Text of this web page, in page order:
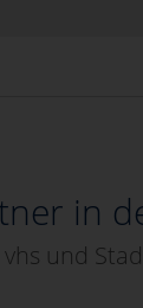
in
vhs und